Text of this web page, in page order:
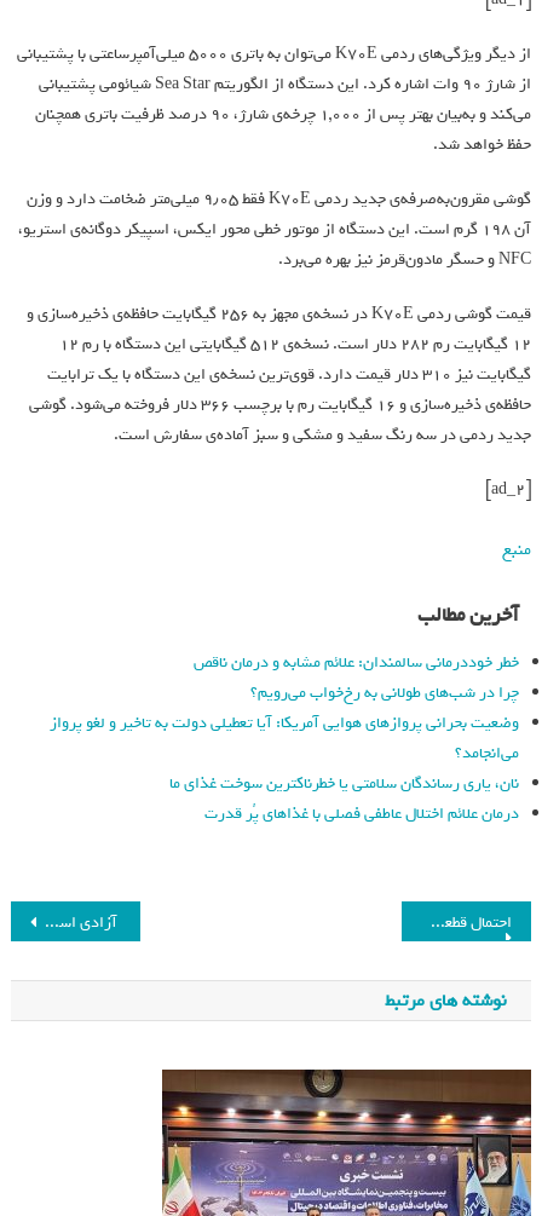
از دیگر ویژگی‌های ردمی K70E می‌توان به باتری ۵۰۰۰ میلی‌آمپرساعتی با پشتیبانی
از شارژ ۹۰ وات اشاره کرد. این دستگاه از الگوریتم Sea Star شیائومی پشتیبانی
می‌کند و به‌بیان بهتر پس‌ از ۱,۰۰۰ چرخه‌ی شارژ، ۹۰ درصد ظرفیت باتری همچنان
حفظ خواهد شد.
گوشی مقرون‌به‌صرفه‌ی جدید ردمی K70E فقط ۹٫۰۵ میلی‌متر ضخامت دارد و وزن
آن ۱۹۸ گرم است. این دستگاه از موتور خطی محور ایکس، اسپیکر دوگانه‌ی استریو،
NFC و حسگر مادون‌قرمز نیز بهره می‌برد.
قیمت گوشی ردمی K70E در نسخه‌ی مجهز به ۲۵۶ گیگابایت حافظه‌ی ذخیره‌سازی و
۱۲ گیگابایت رم ۲۸۲ دلار است. نسخه‌ی ۵۱۲ گیگابایتی این دستگاه با رم ۱۲
گیگابایت نیز ۳۱۰ دلار قیمت دارد. قوی‌ترین نسخه‌ی این دستگاه با یک ترابایت
حافظه‌ی ذخیره‌سازی و ۱۶ گیگابایت رم با برچسب ۳۶۶ دلار فروخته می‌شود. گوشی
جدید ردمی در سه رنگ سفید و مشکی و سبز آماده‌ی سفارش است.
منبع
آخرین مطالب
خطر خوددرمانی سالمندان: علائم مشابه و درمان ناقص
چرا در شب‌های طولانی به رخ‌خواب می‌رویم؟
وضعیت بحرانی پروازهای هوایی آمریکا: آیا تعطیلی دولت به تاخیر و لغو پرواز
می‌انجامد؟
نان، یاری رساندگان سلامتی یا خطرناکترین سوخت غذای ما
درمان علائم اختلال عاطفی فصلی با غذاهای پُر قدرت
️ آزادی اسیر اسرائیلی به همراه سگش + عکس احتمال قطعی اینترنت جهان از روز پنجشنبه ۹ آذر/ آخرالزمان اینترنتی در راه است؟
نوشته های مرتبط